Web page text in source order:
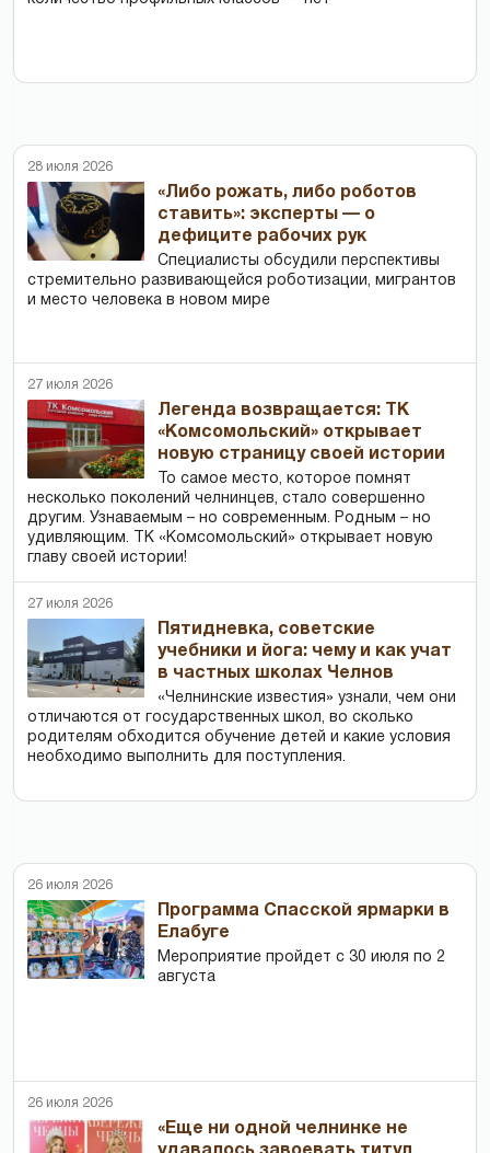
28 июля 2026
«Либо рожать, либо роботов
ставить»: эксперты — о
дефиците рабочих рук
Специалисты обсудили перспективы
стремительно развивающейся роботизации, мигрантов
и место человека в новом мире
27 июля 2026
Легенда возвращается: ТК
«Комсомольский» открывает
новую страницу своей истории
То самое место, которое помнят
несколько поколений челнинцев, стало совершенно
другим. Узнаваемым – но современным. Родным – но
удивляющим. ТК «Комсомольский» открывает новую
главу своей истории!
27 июля 2026
Пятидневка, советские
учебники и йога: чему и как учат
в частных школах Челнов
«Челнинские известия» узнали, чем они
отличаются от государственных школ, во сколько
родителям обходится обучение детей и какие условия
необходимо выполнить для поступления.
26 июля 2026
Программа Спасской ярмарки в
Елабуге
Мероприятие пройдет с 30 июля по 2
августа
26 июля 2026
«Еще ни одной челнинке не